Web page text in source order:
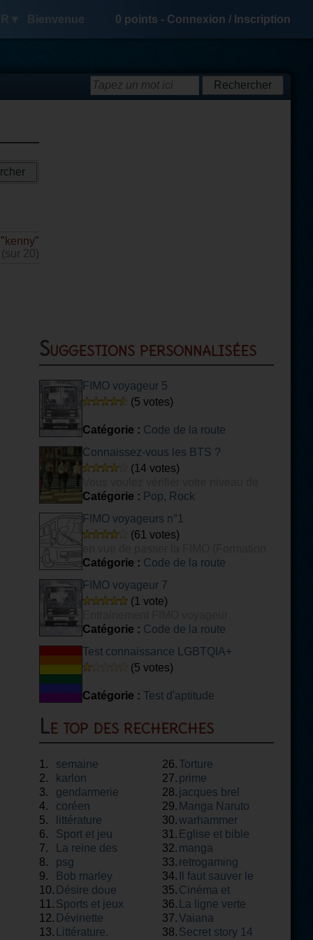
▾ Bienvenue 0 points - Connexion / Inscription
kenny"
20)
Suggestions personnalisées
FIMO voyageur 5
(5 votes)
Catégorie : Code de la route
Connaissez-vous les BTS ?
(14 votes)
connaissance du groupe de K-POP BTS ?
Catégorie : Pop, Rock
FIMO voyageurs n°1
(61 votes)
Initiale Minimale Obligatoire) voyageurs.
Catégorie : Code de la route
FIMO voyageur 7
(1 vote)
Catégorie : Code de la route
Test connaissance LGBTQIA+
(5 votes)
Catégorie : Test d'aptitude
Le top des recherches
1.
semaine
2.
karlon
3.
gendarmerie
4.
coréen
5.
littérature
6.
Sport et jeu
7.
La reine des
neiges
8.
psg
9.
Bob marley
10. Désire doue
11. Sports et jeux
12. Dévinette
13.
Littérature.
26.Torture
27. prime
28. jacques brel
29. Manga Naruto
30.warhammer
31. Eglise et bible
32. manga
33. retrogaming
34.
Il faut sauver le
soldat rayan
35. Cinéma et
théâtre
36.
La ligne verte
37.Vaiana
38. Secret story 14